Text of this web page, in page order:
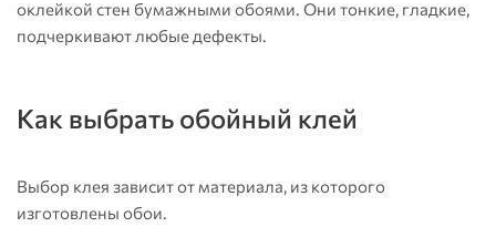
оклейкой стен бумажными обоями. Они тонкие, гладкие,
подчеркивают любые дефекты.
Как выбрать обойный клей
Выбор клея зависит от материала, из которого
изготовлены обои.